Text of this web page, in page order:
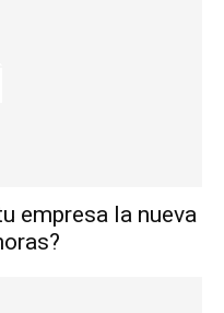
empresa la nueva